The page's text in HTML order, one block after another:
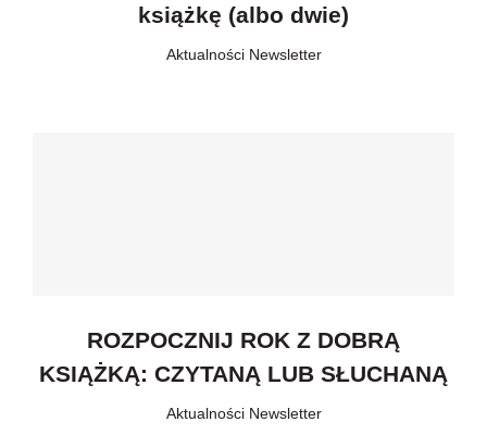
książkę (albo dwie)
Aktualności, Newsletter
ROZPOCZNIJ ROK Z DOBRĄ
KSIĄŻKĄ: CZYTANĄ LUB SŁUCHANĄ
Aktualności, Newsletter